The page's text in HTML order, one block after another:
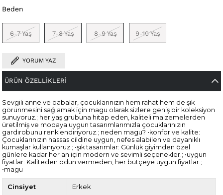
Beden
6-7 Yaş 7-8 Yaş 8-9 Yaş 9-10 Yaş
YORUM YAZ
ÜRÜN ÖZELLIKLERI
Sevgili anne ve babalar, çocuklarınızın hem rahat hem de şık
görünmesini sağlamak için magu olarak sizlere geniş bir koleksiyon
sunuyoruz.; her yaş grubuna hitap eden, kaliteli malzemelerden
üretilmiş ve modaya uygun tasarımlarımızla çocuklarınızın
gardırobunu renklendiriyoruz.; neden magu? •konfor ve kalite:
Çocuklarınızın hassas cildine uygun, nefes alabilen ve dayanıklı
kumaşlar kullanıyoruz.; •şık tasarımlar: Günlük giyimden özel
günlere kadar her an için modern ve sevimli seçenekler.; •uygun
fiyatlar: Kaliteden ödün vermeden, her bütçeye uygun fiyatlar.;
•magu
Cinsiyet Erkek